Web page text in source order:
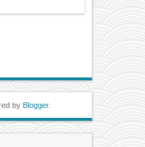
by Blogger.